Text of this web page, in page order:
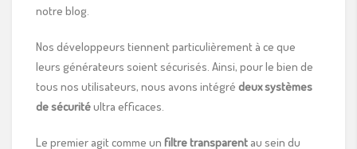
notre blog.
Nos développeurs tiennent particulièrement à ce que
leurs générateurs soient sécurisés. Ainsi, pour le bien de
tous nos utilisateurs, nous avons intégré deux systèmes
de sécuritéultra efficaces.
Le premier agit comme un filtre transparent au sein du